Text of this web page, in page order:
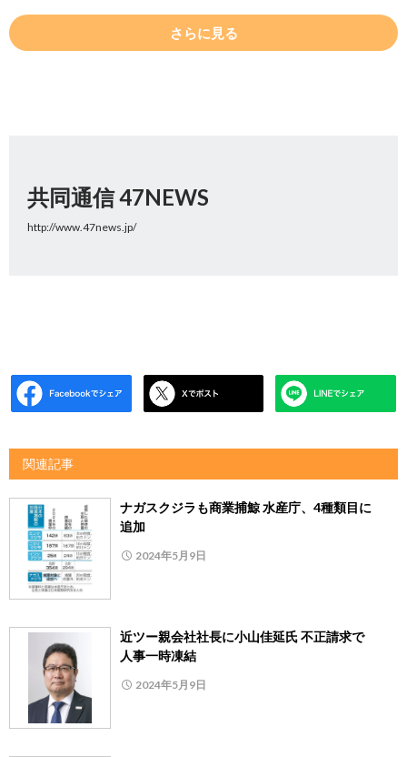
さらに見る
共同通信 47NEWS
http://www.47news.jp/
関連記事
ナガスクジラも商業捕鯨 水産庁、4種類目に
追加
2024年5月9日
近ツー親会社社長に小山佳延氏 不正請求で
人事一時凍結
2024年5月9日